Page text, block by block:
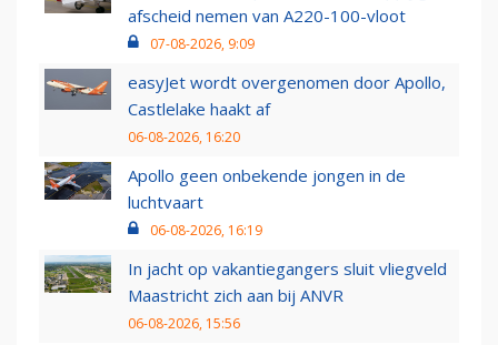
afscheid nemen van A220-100-vloot
07-08-2026, 9:09
easyJet wordt overgenomen door Apollo,
Castlelake haakt af
06-08-2026, 16:20
Apollo geen onbekende jongen in de
luchtvaart
06-08-2026, 16:19
In jacht op vakantiegangers sluit vliegveld
Maastricht zich aan bij ANVR
06-08-2026, 15:56